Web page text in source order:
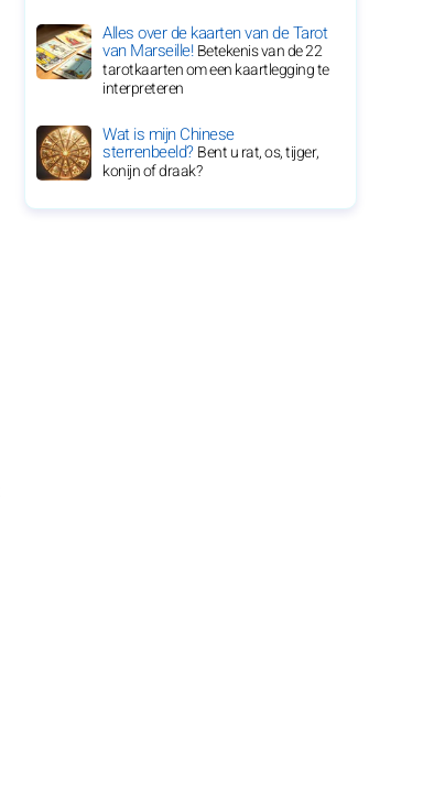
Alles over de kaarten van de Tarot
van Marseille!Betekenis van de 22
tarotkaarten om een kaartlegging te
interpreteren
Wat is mijn Chinese
sterrenbeeld?Bent u rat, os, tijger,
konijn of draak?